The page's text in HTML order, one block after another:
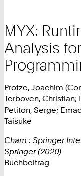
MYX:
Analysis
Protze, Joachim
Terboven, Christian;
Petiton, Serge;
Taisuke
Cham : Springer
Springer (2020)
Buchbeitrag